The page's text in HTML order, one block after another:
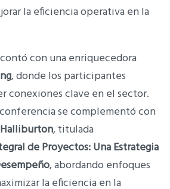
la eficiencia operativa en la
con una enriquecedora
, donde los participantes
conexiones clave en el sector.
se complementó con
Halliburton, titulada
de Proyectos: Una Estrategia
, abordando enfoques
la eficiencia en la